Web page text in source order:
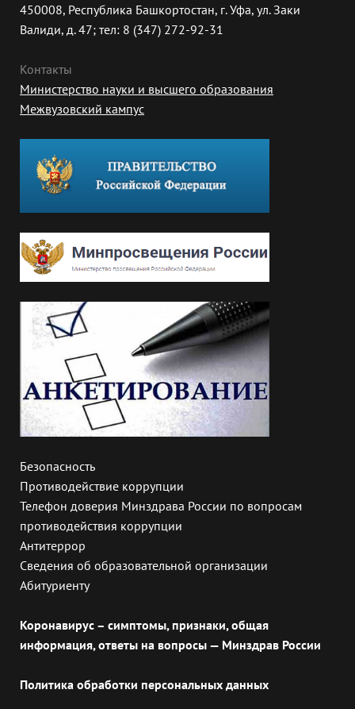
450008, Республика Башкортостан, г. Уфа, ул. Заки
Валиди, д. 47; тел: 8 (347) 272-92-31
Контакты
Министерство науки и высшего образования
Межвузовский кампус
Безопасность
Противодействие коррупции
Телефон доверия Минздрава России по вопросам
противодействия коррупции
Антитеррор
Сведения об образовательной организации
Абитуриенту
Коронавирус – симптомы, признаки, общая
информация, ответы на вопросы — Минздрав России
Политика обработки персональных данных